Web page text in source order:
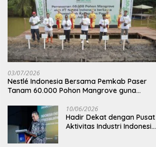
03/07/2026
Nestlé Indonesia Bersama Pemkab Paser
Tanam 60.000 Pohon Mangrove guna
10/06/2026
Hadir Dekat dengan Pusat
Aktivitas Industri Indonesia